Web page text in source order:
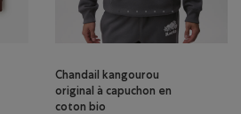
Chandail kangourou
original à capuchon en
coton bio